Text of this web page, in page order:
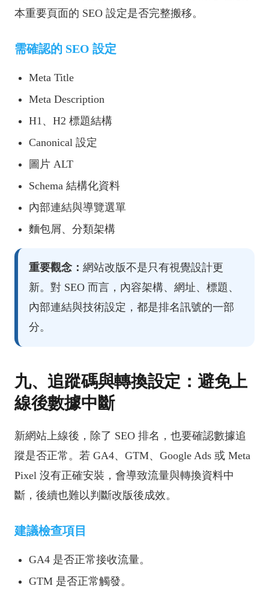
本重要頁面的 SEO 設定是否完整搬移。
需確認的 SEO 設定
Meta Title
Meta Description
H1、H2 標題結構
Canonical 設定
圖片 ALT
Schema 結構化資料
內部連結與導覽選單
麵包屑、分類架構
重要觀念： 網站改版不是只有視覺設計更
新。對 SEO 而言，內容架構、網址、標題、
內部連結與技術設定，都是排名訊號的一部
分。
九、追蹤碼與轉換設定：避免上
線後數據中斷
新網站上線後，除了 SEO 排名，也要確認數據追
蹤是否正常。若 GA4、GTM、Google Ads 或 Meta
Pixel 沒有正確安裝，會導致流量與轉換資料中
斷，後續也難以判斷改版後成效。
建議檢查項目
GA4 是否正常接收流量。
GTM 是否正常觸發。